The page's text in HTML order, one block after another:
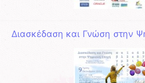
Διασκέδαση και Γνώση στην